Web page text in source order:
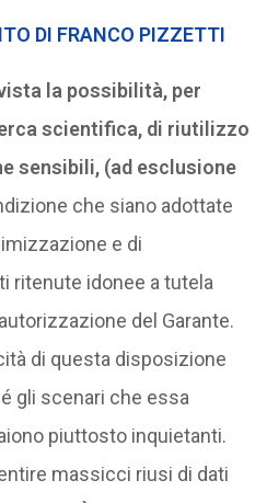
DI FRANCO PIZZETTI
la possibilità, per
scientifica, di riutilizzo
sensibili, (ad esclusione
che siano adottate
e di
ritenute idonee a tutela
del Garante.
di questa disposizione
gli scenari che essa
piuttosto inquietanti.
massicci riusi di dati